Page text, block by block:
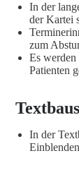
In der
der Kartei
zum
Es werden
Patienten
In der